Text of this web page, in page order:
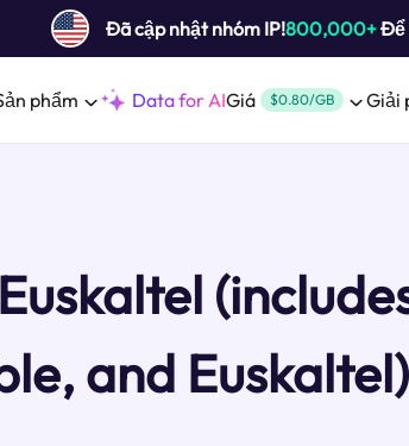
Đã cập nhật nhóm IP!800,000+Để
phẩm Data for AIGiá $0.80/GB Giải
and